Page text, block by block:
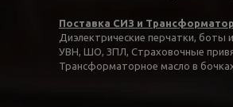
Поставка СИЗ и
Диэлектрические перчатки, боты
УВН, ШО, ЗПЛ, Страховочные
Трансформаторное масло в